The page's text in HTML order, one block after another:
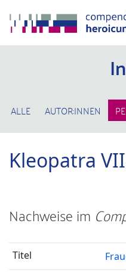
ALLE AUTOR:INNEN
Kleopatra
Nachweise im